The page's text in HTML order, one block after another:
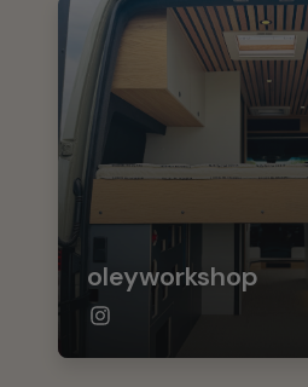
oleyworkshop